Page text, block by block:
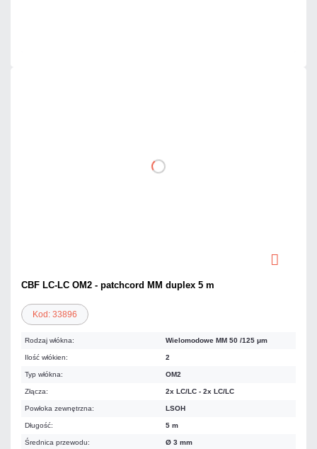
CBF LC-LC OM2 - patchcord MM duplex 5 m
Kod: 33896
Rodzaj włókna: Wielomodowe MM 50 /125 μm
Ilość włókien: 2
Typ włókna: OM2
Złącza: 2x LC/LC - 2x LC/LC
Powłoka zewnętrzna: LSOH
Długość: 5 m
Średnica przewodu: Ø 3 mm